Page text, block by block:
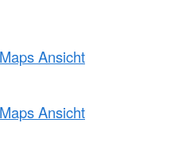
Ansicht
Ansicht